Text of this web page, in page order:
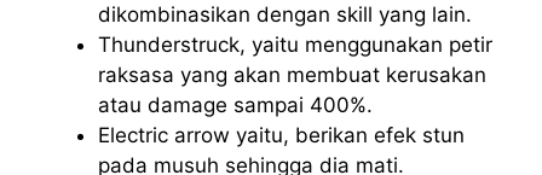
dikombinasikan dengan skill yang lain.
Thunderstruck, yaitu menggunakan petir
raksasa yang akan membuat kerusakan
atau damage sampai 400%.
Electric arrow yaitu, berikan efek stun
pada musuh sehingga dia mati.